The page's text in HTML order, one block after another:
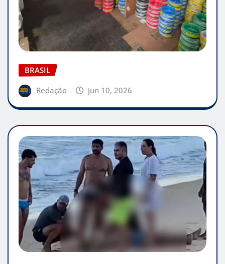
BRASIL
Redação
jun 10, 2026